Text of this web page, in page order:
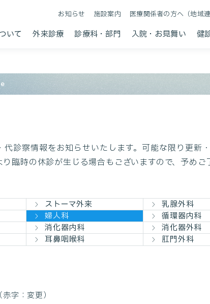
お知らせ 施設案内 医療関係者の方へ（地域連
いて 外来診療 診療科・部門 入院・お見舞い 健
代診察情報をお知らせいたします。可能な限り更新
臨時の休診が生じる場合もございますので、予めご
ストーマ外来 乳腺外科
婦人科 循環器内科
消化器内科 消化器外科
耳鼻咽喉科 肛門外科
字：変更）